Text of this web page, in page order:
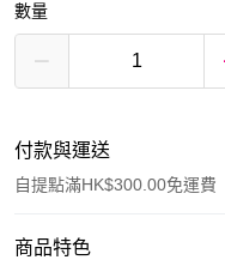
數量
付款與運送
自提點滿HK$300.00免運費
付款方式
商品特色